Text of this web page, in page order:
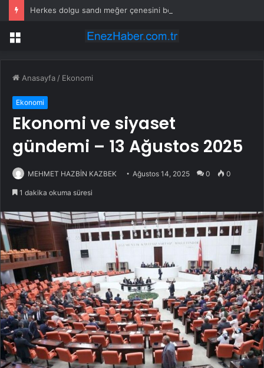
Herkes dolgu sandı meğer çenesini böcek ısırmış
Menü
Anasayfa / Ekonomi
Ekonomi
Ekonomi ve siyaset
gündemi – 13 Ağustos 2025
MEHMET HAZBİN KAZBEK Ağustos 14, 2025 0 0
1 dakika okuma süresi